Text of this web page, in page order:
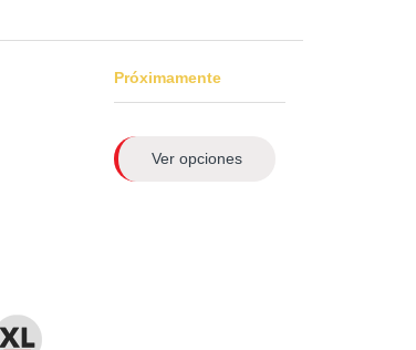
Próximamente
Ver opciones